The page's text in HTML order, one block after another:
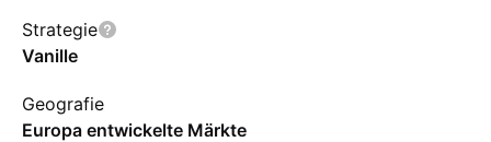
Strategie
Vanille
Geografie
Europa entwickelte Märkte